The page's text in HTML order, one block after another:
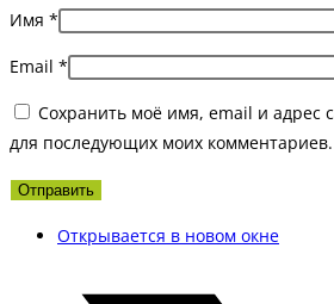
Имя *
Email *
Сохранить моё имя, email и адрес
для последующих моих комментариев.
Открывается в новом окне